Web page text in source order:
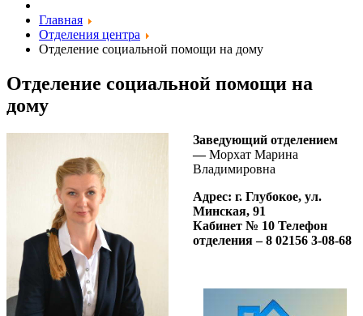
Главная
Отделения центра
Отделение социальной помощи на дому
Отделение социальной помощи на
дому
Заведующий отделением
—Морхат Марина
Владимировна
Адрес: г. Глубокое, ул.
Минская, 91
Кабинет № 10 Телефон
отделения – 8 02156 3-08-68